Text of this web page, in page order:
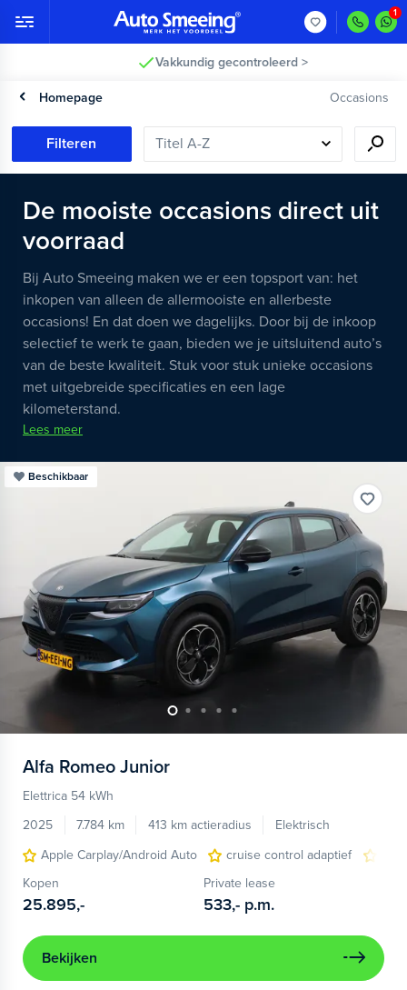
Vakkundig gecontroleerd >
Homepage Occasions
Filteren
De mooiste occasions direct uit
voorraad
Bij Auto Smeeing maken we er een topsport van: het
inkopen van alleen de allermooiste en allerbeste
occasions! En dat doen we dagelijks. Door bij de inkoop
selectief te werk te gaan, bieden we je uitsluitend auto’s
van de beste kwaliteit. Stuk voor stuk unieke occasions
met uitgebreide specificaties en een lage
kilometerstand.
Lees meer
Beschikbaar
Alfa Romeo Junior
Elettrica 54 kWh
2025
7.784 km 413 km actieradius
Elektrisch
Apple Carplay/Android Auto
cruise control adaptief
Kopen
25.895,-
Private lease
533,- p.m.
Bekijken